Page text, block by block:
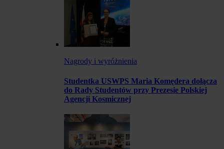
Nagrody i wyróżnienia
Studentka USWPS Maria Komędera dołącza
do Rady Studentów przy Prezesie Polskiej
Agencji Kosmicznej